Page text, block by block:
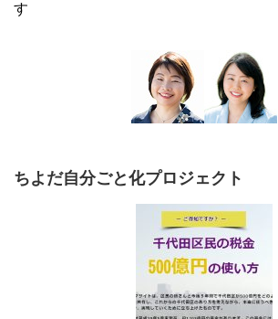
す
ちよだ自分ごと化プロジェクト